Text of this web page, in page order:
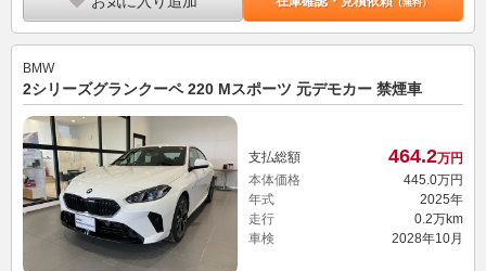
BMW
2シリーズグランクーペ 220 Mスポーツ 元デモカー 禁煙車
支払総額 464.2万円
本体価格
445. 0万円
年式
2025年
走行
0.2万km
車検
2028年10月